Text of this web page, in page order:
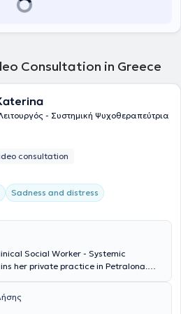
Consultation in Greece
- Συστημική Ψυχοθεραπεύτρια
consultation
Sadness and distress
Social Worker - Systemic
her private practice in Petralona.
She completed postgraduate studies
Strategies at the Medical School